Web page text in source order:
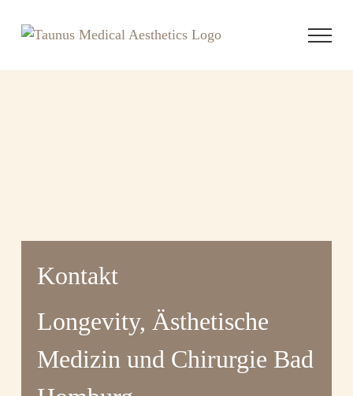
Inhalt
Kontakt
Longevity, Ästhetische
Medizin und Chirurgie Bad